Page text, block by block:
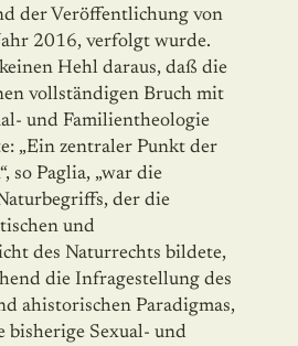
der Veröffentlichung von
2016, verfolgt wurde.
Hehl daraus, daß die
vollstän­digen Bruch mit
und Familientheologie
„Ein zentraler Punkt der
so Paglia, „war die
der die
und
des Natur­rechts bildete,
die Infragestellung des
ahistorischen Paradigmas,
bisherige Sexual- und